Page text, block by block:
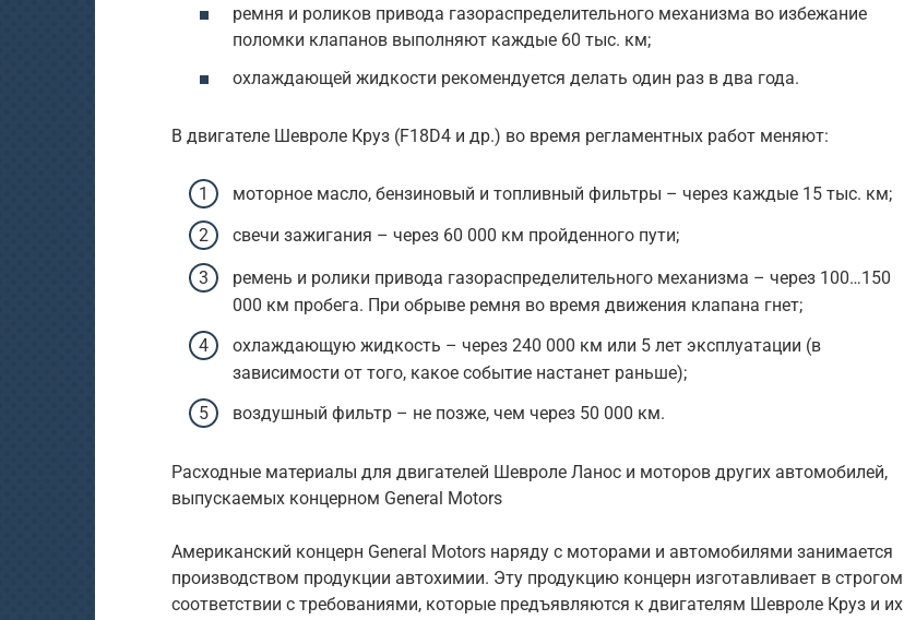
ремня и роликов привода газораспределительного механизма во избежание
поломки клапанов выполняют каждые 60 тыс. км;
охлаждающей жидкости рекомендуется делать один раз в два года.
В двигателе Шевроле Круз (F18D4 и др.) во время регламентных работ меняют:
моторное масло, бензиновый и топливный фильтры – через каждые 15 тыс. км;
свечи зажигания – через 60 000 км пройденного пути;
ремень и ролики привода газораспределительного механизма – через 100…150
000 км пробега. При обрыве ремня во время движения клапана гнет;
охлаждающую жидкость – через 240 000 км или 5 лет эксплуатации (в
зависимости от того, какое событие настанет раньше);
воздушный фильтр – не позже, чем через 50 000 км.
Расходные материалы для двигателей Шевроле Ланос и моторов других автомобилей,
выпускаемых концерном General Motors
Американский концерн General Motors наряду с моторами и автомобилями занимается
производством продукции автохимии. Эту продукцию концерн изготавливает в строгом
соответствии с требованиями, которые предъявляются к двигателям Шевроле Круз и их